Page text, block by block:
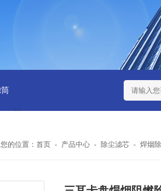
PU注胶 花板孔φ157*500防静电除尘滤
您的位置：首页 - 产品中心 - 除尘滤芯 -焊烟